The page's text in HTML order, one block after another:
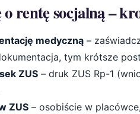
o rentę socjalną –
medyczną –
tym krótsze
ZUS – druk ZUS Rp-1
ZUS – osobiście w